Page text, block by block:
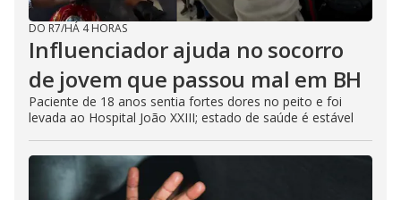
DO R7/HÁ 4 HORAS
Influenciador ajuda no socorro
de jovem que passou mal em BH
Paciente de 18 anos sentia fortes dores no peito e foi
levada ao Hospital João XXIII; estado de saúde é estável